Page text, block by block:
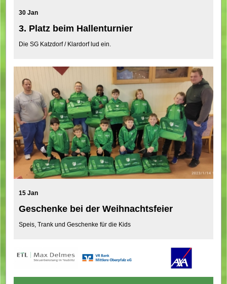
30 Jan
3. Platz beim Hallenturnier
Die SG Katzdorf / Klardorf lud ein.
15 Jan
Geschenke bei der Weihnachtsfeier
Speis, Trank und Geschenke für die Kids